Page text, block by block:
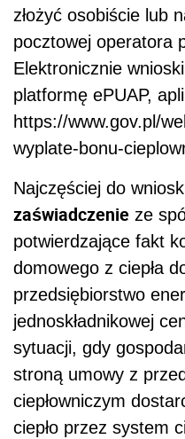
złożyć osobiście lub
pocztowej operatora
Elektronicznie
platformę ePUAP,
https://www.gov.pl/
wyplate-bonu-
Najczęściej do
zaświadczenie ze
potwierdzające fakt
domowego z ciepła
przedsiębiorstwo
jednoskładnikowej
sytuacji, gdy
stroną umowy z
ciepłowniczym
ciepło przez system